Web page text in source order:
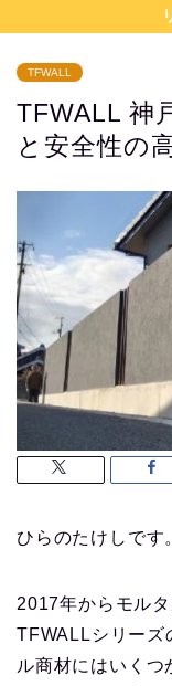
TFWALL
TFWALL 神
と安全性の
ひらのたけしです
2017年からモル
TFWALLシリーズ
ル商材にはいくつ